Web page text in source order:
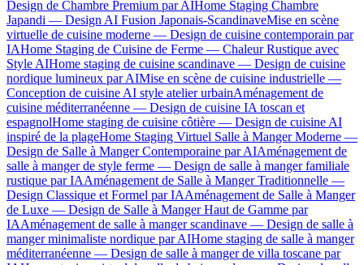
Design de Chambre Premium par AIHome Staging Chambre
Japandi — Design AI Fusion Japonais-ScandinaveMise en scène
virtuelle de cuisine moderne — Design de cuisine contemporain par
IAHome Staging de Cuisine de Ferme — Chaleur Rustique avec
Style AIHome staging de cuisine scandinave — Design de cuisine
nordique lumineux par AIMise en scène de cuisine industrielle —
Conception de cuisine AI style atelier urbainAménagement de
cuisine méditerranéenne — Design de cuisine IA toscan et
espagnolHome staging de cuisine côtière — Design de cuisine AI
inspiré de la plageHome Staging Virtuel Salle à Manger Moderne —
Design de Salle à Manger Contemporaine par AIAménagement de
salle à manger de style ferme — Design de salle à manger familiale
rustique par IAAménagement de Salle à Manger Traditionnelle —
Design Classique et Formel par IAAménagement de Salle à Manger
de Luxe — Design de Salle à Manger Haut de Gamme par
IAAménagement de salle à manger scandinave — Design de salle à
manger minimaliste nordique par AIHome staging de salle à manger
méditerranéenne — Design de salle à manger de villa toscane par